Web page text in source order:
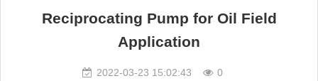
Reciprocating Pump for Oil Field
Application
2022-03-23 15:02:43 0